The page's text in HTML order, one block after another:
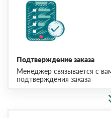
Подтверждение заказа
Менеджер связывается с
подтверждения заказа